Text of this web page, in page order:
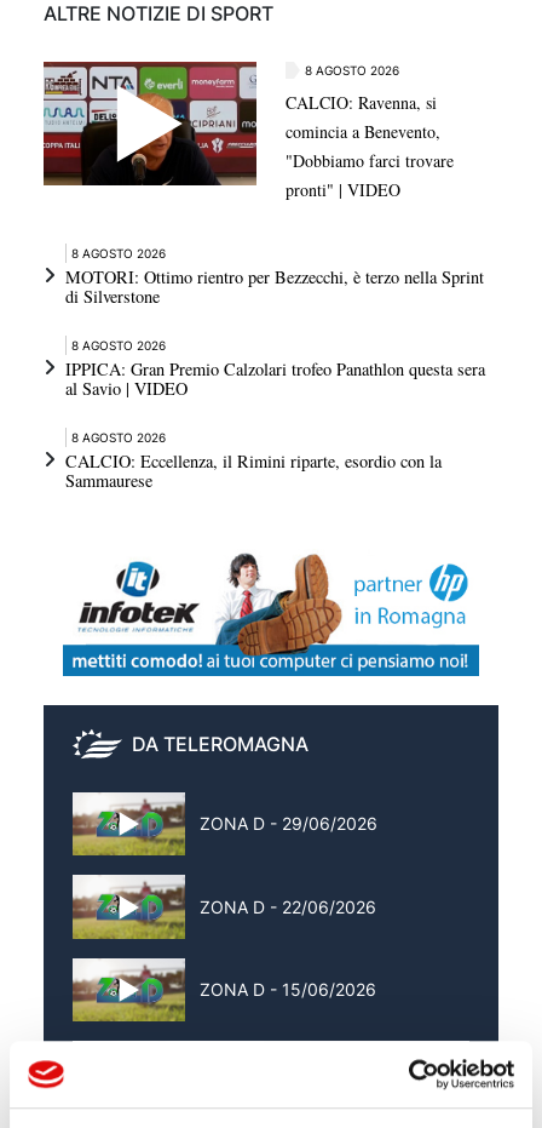
ALTRE NOTIZIE DI SPORT
8 AGOSTO 2026
CALCIO: Ravenna, si
comincia a Benevento,
"Dobbiamo farci trovare
pronti" | VIDEO
8 AGOSTO 2026
MOTORI: Ottimo rientro per Bezzecchi, è terzo nella Sprint
di Silverstone
8 AGOSTO 2026
IPPICA: Gran Premio Calzolari trofeo Panathlon questa sera
al Savio | VIDEO
8 AGOSTO 2026
CALCIO: Eccellenza, il Rimini riparte, esordio con la
Sammaurese
DA TELEROMAGNA
ZONA D - 29/06/2026
ZONA D - 22/06/2026
ZONA D - 15/06/2026